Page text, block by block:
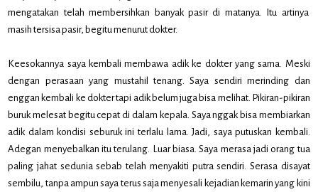
mengatakan telah membersihkan banyak pasir di matanya. Itu artinya
masih tersisa pasir, begitu menurut dokter.
Keesokannya saya kembali membawa adik ke dokter yang sama. Meski
dengan perasaan yang mustahil tenang. Saya sendiri merinding dan
enggan kembali ke dokter tapi adik belum juga bisa melihat. Pikiran-pikiran
buruk melesat begitu cepat di dalam kepala. Saya nggak bisa membiarkan
adik dalam kondisi seburuk ini terlalu lama. Jadi, saya putuskan kembali.
Adegan menyebalkan itu terulang. Luar biasa. Saya merasa jadi orang tua
paling jahat sedunia sebab telah menyakiti putra sendiri. Serasa disayat
sembilu, tanpa ampun saya terus saja menyesali kejadian kemarin yang kini